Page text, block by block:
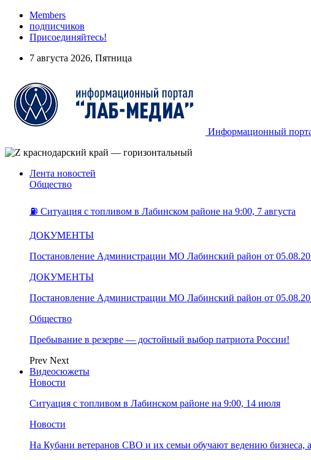
Members
подписчиков
Присоединяйтесь!
7 августа 2026, Пятница
Информационный
Лента новостей
Общество
⛽️ Ситуация с топливом в Лабинском районе на 9:00, 7 августа
ДОКУМЕНТЫ
Постановление Администрации МО Лабинский район от
ДОКУМЕНТЫ
Постановление Администрации МО Лабинский район от
Общество
Пребывание в резерве — достойный выбор патриота России!
Prev Next
Видеосюжеты
Новости
Ситуация с топливом в Лабинском районе на 9:00, 14 июля
Новости
На Кубани ветеранов СВО и их семьи обучают ведению бизнеса,